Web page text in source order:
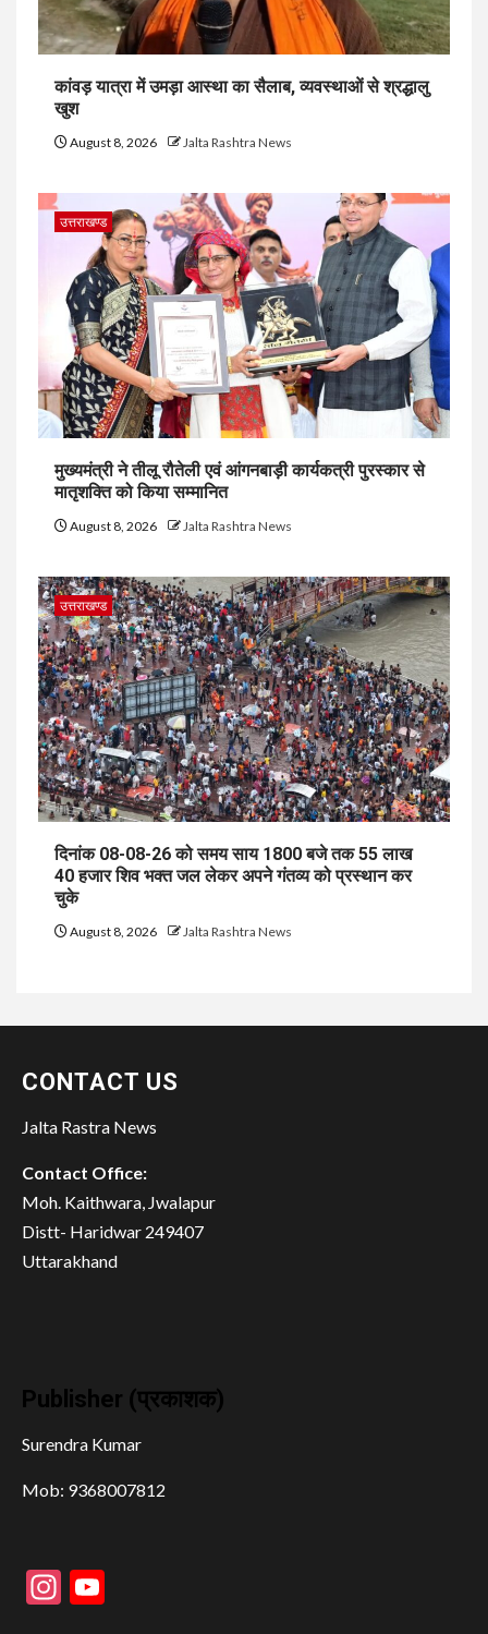
कांवड़ यात्रा में उमड़ा आस्था का सैलाब, व्यवस्थाओं से श्रद्धालु
खुश
August 8, 2026 Jalta Rashtra News
उत्तराखण्ड
मुख्यमंत्री ने तीलू रौतेली एवं आंगनबाड़ी कार्यकत्री पुरस्कार से
मातृशक्ति को किया सम्मानित
August 8, 2026 Jalta Rashtra News
उत्तराखण्ड
दिनांक 08-08-26 को समय साय 1800 बजे तक 55 लाख
40 हजार शिव भक्त जल लेकर अपने गंतव्य को प्रस्थान कर
चुके
August 8, 2026 Jalta Rashtra News
CONTACT US
Jalta Rastra News
Contact Office:
Moh. Kaithwara, Jwalapur
Distt- Haridwar 249407
Uttarakhand
Publisher (प्रकाशक)
Surendra Kumar
Mob: 9368007812
Instagram